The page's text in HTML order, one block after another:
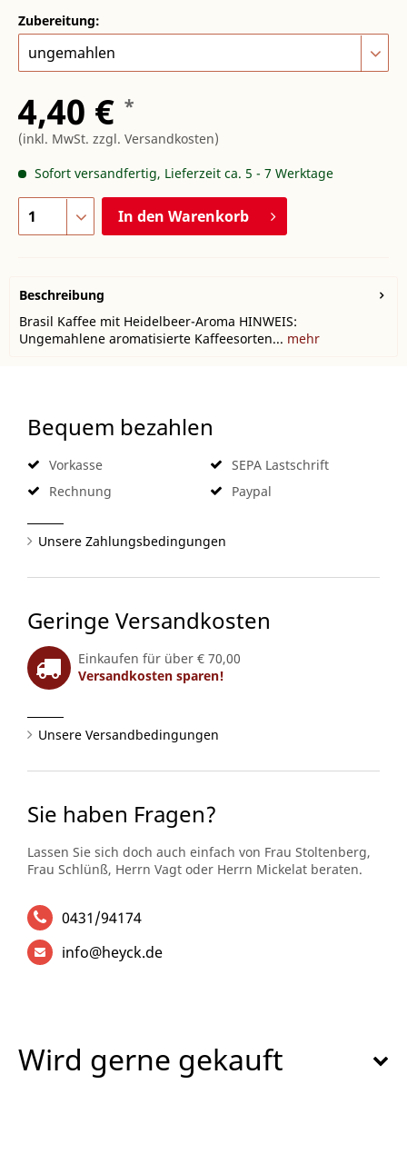
Zubereitung:
4,40 € *
(inkl. MwSt. zzgl. Versandkosten)
Sofort versandfertig, Lieferzeit ca. 5 - 7 Werktage
In den Warenkorb
Beschreibung
Brasil Kaffee mit Heidelbeer-Aroma HINWEIS:
Ungemahlene aromatisierte Kaffeesorten... mehr
Bequem bezahlen
Vorkasse
Rechnung
SEPA Lastschrift
Paypal
Unsere Zahlungsbedingungen
Geringe Versandkosten
Einkaufen für über € 70,00
Versandkosten sparen!
Unsere Versandbedingungen
Sie haben Fragen?
Lassen Sie sich doch auch einfach von Frau Stoltenberg,
Frau Schlünß, Herrn Vagt oder Herrn Mickelat beraten.
0431/94174
info@heyck.de
Wird gerne gekauft